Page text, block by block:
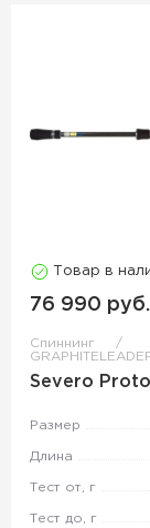
Товар в
76 990 руб.
Спиннинг
Severo
Размер
Длина
Тест от, г
Тест до, г